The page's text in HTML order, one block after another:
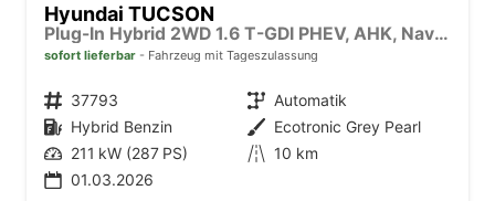
Hyundai TUCSON
Plug-In Hybrid 2WD 1.6 T-GDI PHEV, AHK, Navi, Kamera, Side, Winter
sofort lieferbar Fahrzeug mit Tageszulassung
Fahrzeugnr. 37793 Getriebe Automatik
Kraftstoff Hybrid Benzin Außenfarbe Ecotronic Grey Pearl
Leistung 211 kW (287 PS) Kilometerstand 10 km
01.03.2026